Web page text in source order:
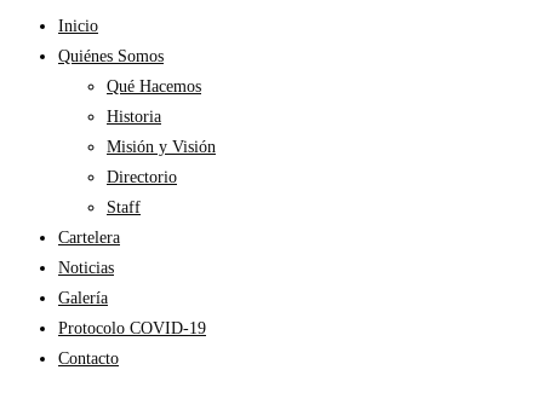
Inicio
Quiénes Somos
Qué Hacemos
Historia
Misión y Visión
Directorio
Staff
Cartelera
Noticias
Galería
Protocolo COVID-19
Contacto